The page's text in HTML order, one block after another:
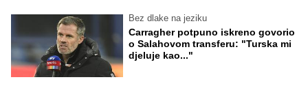
Bez dlake na jeziku
Carragher potpuno iskreno govorio
o Salahovom transferu: "Turska mi
djeluje kao..."